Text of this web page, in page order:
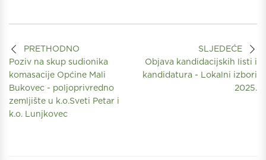
PRETHODNO
Poziv na skup sudionika
komasacije Općine Mali
Bukovec - poljoprivredno
zemljište u k.o.Sveti Petar i
k.o. Lunjkovec
SLJEDEĆE
Objava kandidacijskih listi i
kandidatura - Lokalni izbori
2025.